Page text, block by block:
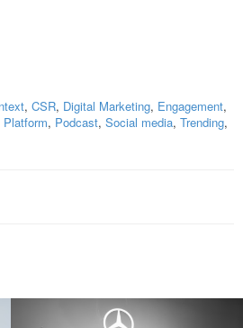
, CSR, Digital Marketing, Engagement,
Platform, Podcast, Social media, Trending,